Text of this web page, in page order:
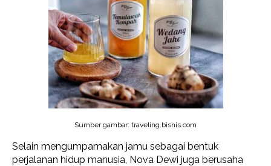
Sumber gambar: traveling.bisnis.com
Selain mengumpamakan jamu sebagai bentuk
perjalanan hidup manusia, Nova Dewi juga berusaha